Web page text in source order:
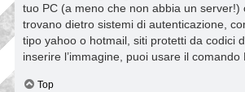
tuo PC (a meno che non abbia un server!)
trovano dietro sistemi di autenticazione,
tipo yahoo o hotmail, siti protetti da codici
inserire l’immagine, puoi usare il comando
Top